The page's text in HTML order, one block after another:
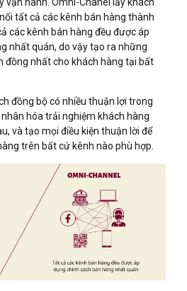
tất cả các kênh bán hàng thành
các kênh bán hàng đều được áp
nhất quán, do vậy tạo ra những
đồng nhất cho khách hàng tại bất
đồng bộ có nhiều thuận lợi trong
hóa trải nghiệm khách hàng
và tạo mọi điều kiện thuận lời để
trên bất cứ kênh nào phù hợp.